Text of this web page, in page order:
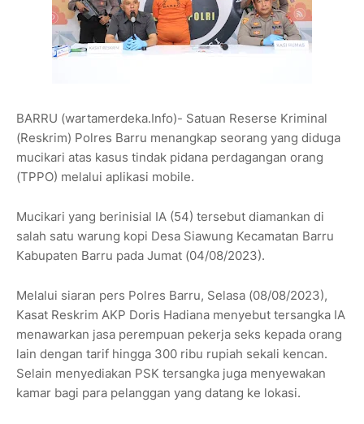
BARRU (wartamerdeka.Info)- Satuan Reserse Kriminal
(Reskrim) Polres Barru menangkap seorang yang diduga
mucikari atas kasus tindak pidana perdagangan orang
(TPPO) melalui aplikasi mobile.
Mucikari yang berinisial IA (54) tersebut diamankan di
salah satu warung kopi Desa Siawung Kecamatan Barru
Kabupaten Barru pada Jumat (04/08/2023).
Melalui siaran pers Polres Barru, Selasa (08/08/2023),
Kasat Reskrim AKP Doris Hadiana menyebut tersangka IA
menawarkan jasa perempuan pekerja seks kepada orang
lain dengan tarif hingga 300 ribu rupiah sekali kencan.
Selain menyediakan PSK tersangka juga menyewakan
kamar bagi para pelanggan yang datang ke lokasi.